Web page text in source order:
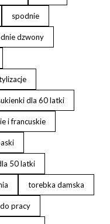
spodnie
dzwony
dla 60 latki
i francuskie
50 latki
torebka damska
pracy